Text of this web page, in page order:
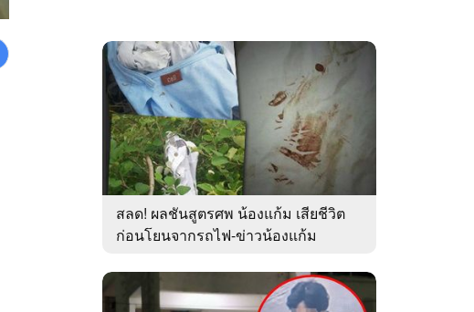
สลด! ผลชันสูตรศพ น้องแก้ม เสียชีวิต
ก่อนโยนจากรถไฟ-ข่าวน้องแก้ม